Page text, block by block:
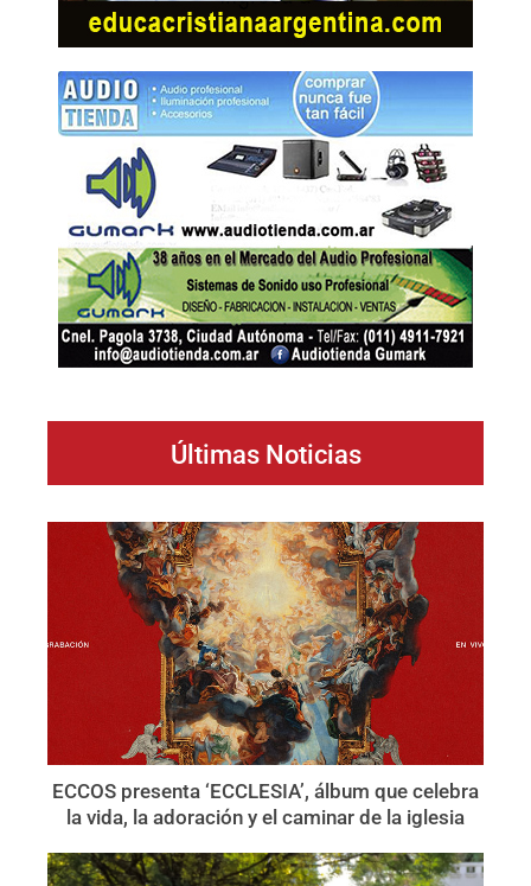
Últimas Noticias
ECCOS presenta ‘ECCLESIA’, álbum que celebra
la vida, la adoración y el caminar de la iglesia